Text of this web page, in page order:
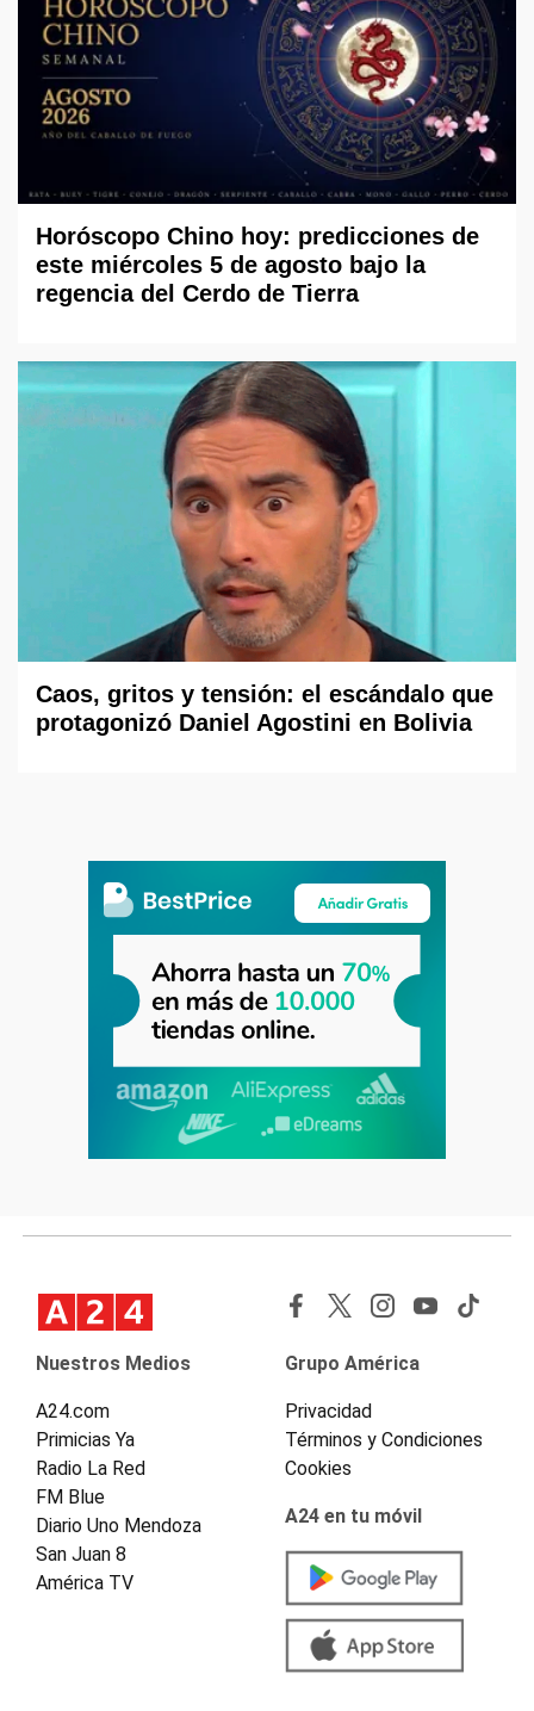
Horóscopo Chino hoy: predicciones de
este miércoles 5 de agosto bajo la
regencia del Cerdo de Tierra
Caos, gritos y tensión: el escándalo que
protagonizó Daniel Agostini en Bolivia
Nuestros Medios
A24.com
Primicias Ya
Radio La Red
FM Blue
Diario Uno Mendoza
San Juan 8
América TV
Grupo América
Privacidad
Términos y Condiciones
Cookies
A24 en tu móvil